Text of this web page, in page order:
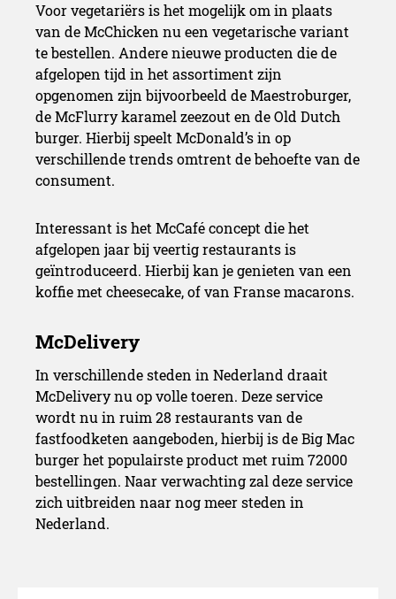
Voor vegetariërs is het mogelijk om in plaats
van de McChicken nu een vegetarische variant
te bestellen. Andere nieuwe producten die de
afgelopen tijd in het assortiment zijn
opgenomen zijn bijvoorbeeld de Maestroburger,
de McFlurry karamel zeezout en de Old Dutch
burger. Hierbij speelt McDonald’s in op
verschillende trends omtrent de behoefte van de
consument.
Interessant is het McCafé concept die het
afgelopen jaar bij veertig restaurants is
geïntroduceerd. Hierbij kan je genieten van een
koffie met cheesecake, of van Franse macarons.
In verschillende steden in Nederland draait
McDelivery nu op volle toeren. Deze service
wordt nu in ruim 28 restaurants van de
fastfoodketen aangeboden, hierbij is de Big Mac
burger het populairste product met ruim 72000
bestellingen. Naar verwachting zal deze service
zich uitbreiden naar nog meer steden in
Nederland.